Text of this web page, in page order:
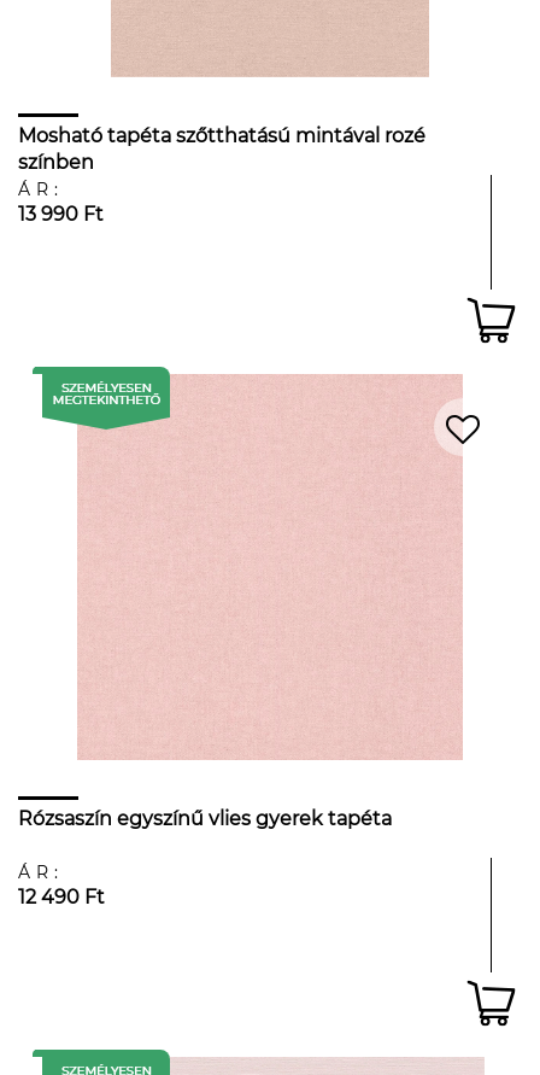
Mosható tapéta szőtthatású mintával rozé
színben
ÁR:
13 990 Ft
Rózsaszín egyszínű vlies gyerek tapéta
ÁR:
12 490 Ft